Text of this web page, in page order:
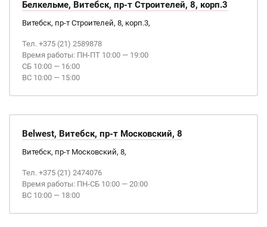
Белкельме, Витебск, пр-т Строителей, 8, корп.3
Витебск, пр-т Строителей, 8, корп.3,
Тел. +375 (21) 2589878
Время работы: ПН-ПТ 10:00 — 19:00
СБ 10:00 — 16:00
ВС 10:00 — 15:00
Belwest, Витебск, пр-т Московский, 8
Витебск, пр-т Московский, 8,
Тел. +375 (21) 2474076
Время работы: ПН-СБ 10:00 — 20:00
ВС 10:00 — 18:00